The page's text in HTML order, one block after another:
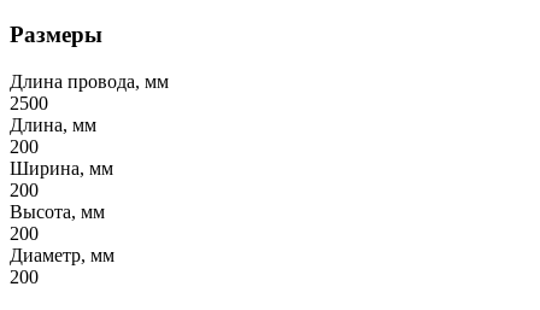
Размеры
Длина провода, мм
2500
Длина, мм
200
Ширина, мм
200
Высота, мм
200
Диаметр, мм
200